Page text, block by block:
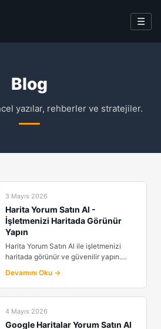
☰
Blog
yazılar, rehberler ve stratejiler.
3 Mayıs 2026
Harita Yorum Satın Al -
İşletmenizi Haritada Görünür
Yapın
Harita Yorum Satın Al ile işletmenizi
haritada görünür ve güvenilir yapın.
Devamını Oku →
4 Mayıs 2026
Google Haritalar Yorum Satın Al